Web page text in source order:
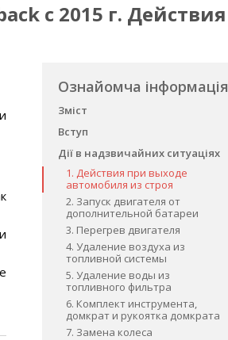
с 2015 г. Действия
Ознайомча інформація
Зміст
Вступ
Дії в надзвичайних ситуаціях
1. Действия при выходе
автомобиля из строя
2. Запуск двигателя от
дополнительной батареи
3. Перегрев двигателя
4. Удаление воздуха из
топливной системы
5. Удаление воды из
топливного фильтра
6. Комплект инструмента,
домкрат и рукоятка домкрата
7. Замена колеса